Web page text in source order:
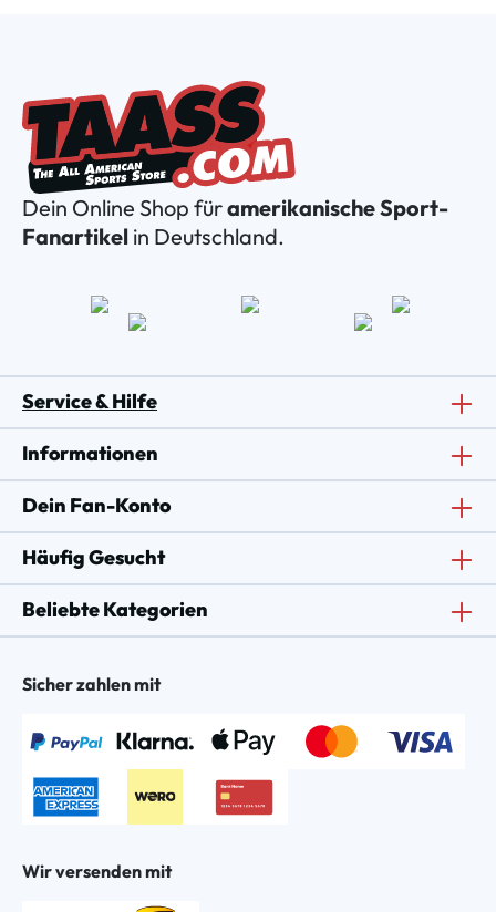
Dein Online Shop füramerikanische Sport-
Fanartikel in Deutschland.
Service & Hilfe
Informationen
Dein Fan-Konto
Häufig Gesucht
Beliebte Kategorien
Sicher zahlen mit
Wir versenden mit